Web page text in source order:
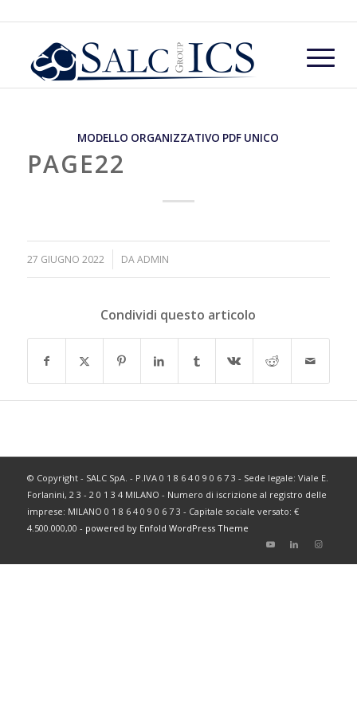
MODELLO ORGANIZZATIVO PDF UNICO
PAGE22
27 GIUGNO 2022 DAADMIN
Condividi questo articolo
© Copyright - SALC SpA. - P.IVA 0 1 8 6 4 0 9 0 6 7 3 - Sede legale: Viale E.
Forlanini, 2 3 - 2 0 1 3 4 MILANO - Numero di iscrizione al registro delle
imprese: MILANO 0 1 8 6 4 0 9 0 6 7 3 - Capitale sociale versato: €
4.500.000,00 - powered by Enfold WordPress Theme